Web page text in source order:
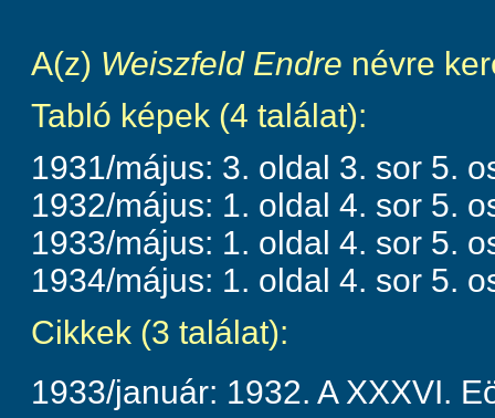
A(z) Weiszfeld Endre névre
Tabló képek (4 találat):
1931/május: 3. oldal 3. sor 5.
1932/május: 1. oldal 4. sor 5.
1933/május: 1. oldal 4. sor 5.
1934/május: 1. oldal 4. sor 5.
Cikkek (3 találat):
1933/január: 1932. A XXXVI.